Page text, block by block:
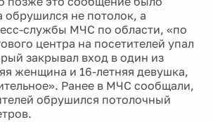
обрушился не потолок, а
службы МЧС по области, «по
центра на посетителей упал
закрывал вход в один из
женщина и 16-летняя девушка,
Ранее в МЧС сообщали,
обрушился потолочный